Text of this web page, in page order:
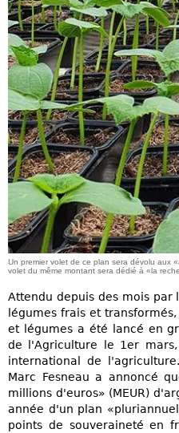
Un premier volet de ce plan sera dévolu aux
volet du même montant sera dédié à «la
Attendu depuis des mois par
légumes frais et
et légumes a été lancé en
de l'Agriculture le 1er
international de
Marc Fesneau a annoncé
millions d'euros» (MEUR)
année d'un plan
points de souveraineté en